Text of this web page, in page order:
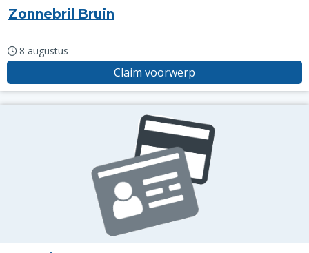
Zonnebril Bruin
8 augustus
Claim voorwerp